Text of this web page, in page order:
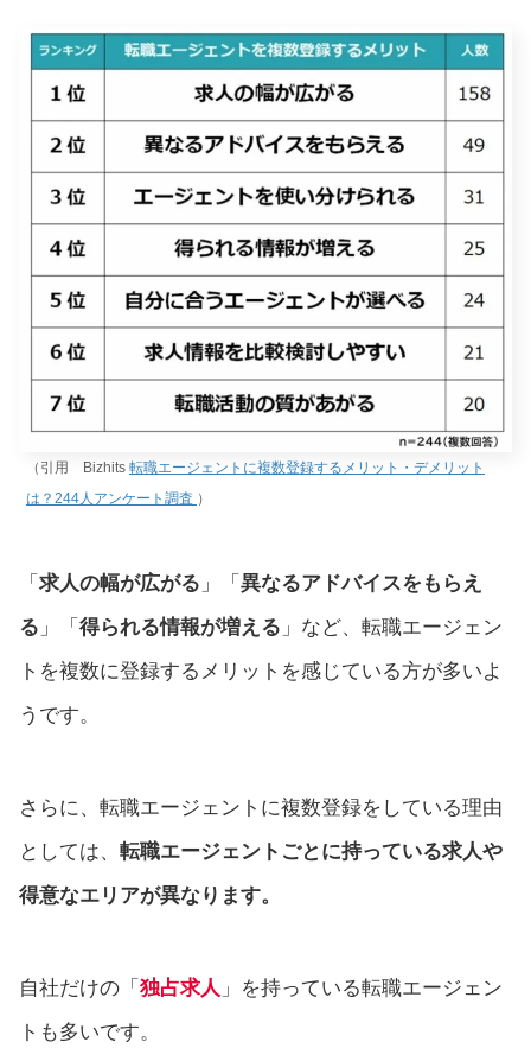
（引用 Bizhits 転職エージェントに複数登録するメリット・デメリット
は？244人アンケート調査 ）
「 求人の幅が広がる 」「 異なるアドバイスをもらえ
る 」「 得られる情報が増える 」など、転職エージェン
トを複数に登録するメリットを感じている方が多いよ
うです。
さらに、転職エージェントに複数登録をしている理由
としては、 転職エージェントごとに持っている求人や
得意なエリアが異なります。
自社だけの「 独占求人 」を持っている転職エージェン
トも多いです。